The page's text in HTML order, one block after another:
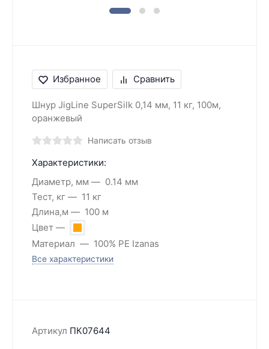
Избранное Сравнить
Шнур JigLine SuperSilk 0,14 мм, 11 кг, 100м,
оранжевый
Написать отзыв
Характеристики:
Диаметр, мм
0.14 мм
Тест, кг
11 кг
Длина,м
100 м
Цвет
Материал
100% PE Izanas
Все характеристики
Артикул ПК07644